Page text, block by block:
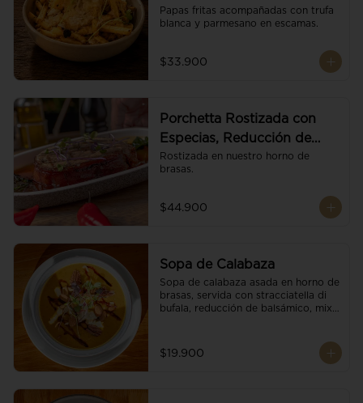
Papas fritas acompañadas con trufa
blanca y parmesano en escamas.
$33.900
Porchetta Rostizada con
Especias, Reducción de
Panela y Vino
Rostizada en nuestro horno de
brasas.
$44.900
Sopa de Calabaza
Sopa de calabaza asada en horno de
brasas, servida con stracciatella di
bufala, reducción de balsámico, mix
$19.900